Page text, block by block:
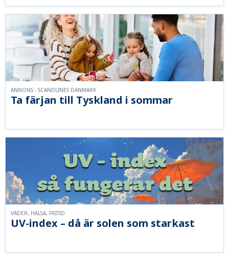
Ta färjan till Tyskland i sommar
ANNONS - SCANDLINES DANMARK
UV-index – då är solen som starkast
VÄDER, HÄLSA, FRITID